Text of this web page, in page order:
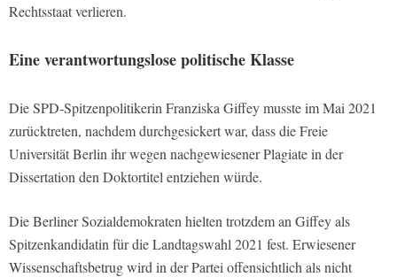
Rechtsstaat verlieren.
Eine verantwortungslose politische Klasse
Die SPD-Spitzenpolitikerin Franziska Giffey musste im Mai 2021
zurücktreten, nachdem durchgesickert war, dass die Freie
Universität Berlin ihr wegen nachgewiesener Plagiate in der
Dissertation den Doktortitel entziehen würde.
Die Berliner Sozialdemokraten hielten trotzdem an Giffey als
Spitzenkandidatin für die Landtagswahl 2021 fest. Erwiesener
Wissenschaftsbetrug wird in der Partei offensichtlich als nicht